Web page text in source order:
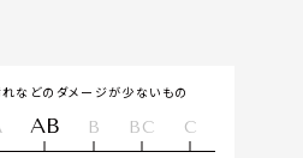
などのダメージが少ないもの
AB B BC C